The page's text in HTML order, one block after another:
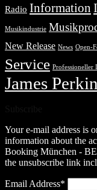
Radio Information
Musikindustrie
New Release News Open-
Service Professioneller
James
Your e-mail address is
information about the
Booking München -
the unsubscribe link
Email Address*